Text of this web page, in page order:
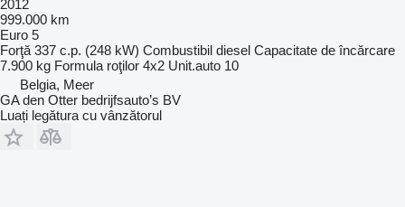
2012
999.000 km
Euro 5
Forţă 337 c.p. (248 kW) Combustibil diesel Capacitate de încărcare
7.900 kg Formula roţilor 4x2 Unit.auto 10
Belgia, Meer
GA den Otter bedrijfsauto’s BV
Luați legătura cu vânzătorul